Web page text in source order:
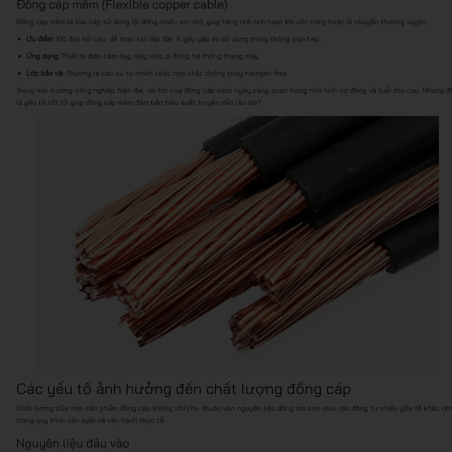
Đồng cáp mềm (Flexible copper cable)
Đồng cáp mềm là loại cáp sử dụng lõi đồng nhiều sợi nhỏ, giúp tăng tính linh hoạt khi uốn cong hoặc di chuyển thường xuyên.
Ưu điểm: Độ đàn hồi cao, dễ thao tác lắp đặt, ít gãy gập dù sử dụng trong không gian hẹp.
Ứng dụng: Thiết bị điện cầm tay, máy móc di động, hệ thống thang máy.
Lớp bảo vệ: Thường là cao su tự nhiên hoặc hợp chất chống cháy halogen-free.
Trong môi trường công nghiệp hiện đại, vai trò của đồng cáp mềm ngày càng quan trọng nhờ tính cơ động và tuổi thọ cao. Nhưng
là yếu tố cốt lõi giúp đồng cáp mềm đảm bảo hiệu suất truyền dẫn lâu dài?
Các yếu tố ảnh hưởng đến chất lượng đồng cáp
Chất lượng của một sản phẩm đồng cáp không chỉ phụ thuộc vào nguyên liệu đồng mà còn chịu tác động từ nhiều yếu tố khác
trong quy trình sản xuất và vận hành thực tế.
Nguyên liệu đầu vào